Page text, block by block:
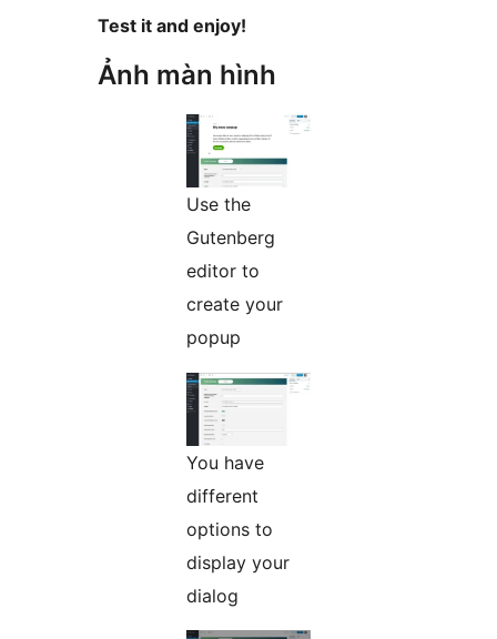
Test it and enjoy!
Ảnh màn hình
Use the
Gutenberg
editor to
create your
popup
You have
different
options to
display your
dialog